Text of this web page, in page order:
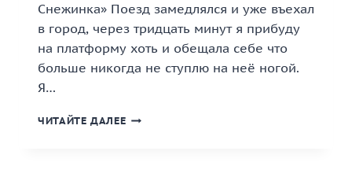
Снежинка» Поезд замедлялся и уже въехал
в город, через тридцать минут я прибуду
на платформу хоть и обещала себе что
больше никогда не ступлю на неё ногой.
Я…
ЧИТАЙТЕ ДАЛЕЕ «МОЯ